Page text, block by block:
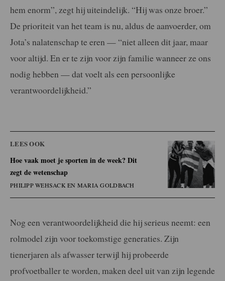
hem enorm”, zegt hij uiteindelijk. “Hij was onze broer.”
De prioriteit van het team is nu, aldus de aanvoerder, om
Jota’s nalatenschap te eren — “niet alleen dit jaar, maar
voor altijd. En er te zijn voor zijn familie wanneer ze ons
nodig hebben — dat voelt als een persoonlijke
verantwoordelijkheid.”
LEES OOK
Hoe vaak moet je sporten in de week? Dit
zegt de wetenschap
PHILIPP WEHSACK EN MARIA GOLDBACH
Nog een verantwoordelijkheid die hij serieus neemt: een
rolmodel zijn voor toekomstige generaties. Zijn
tienerjaren als afwasser terwijl hij probeerde
profvoetballer te worden, maken deel uit van zijn legende